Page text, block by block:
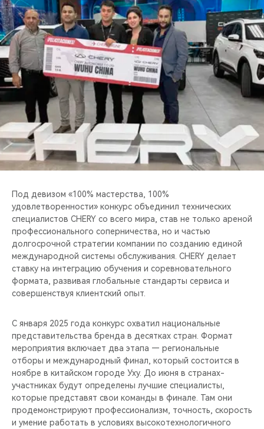
ВИДЕООБЗОРЫ
CHERY ДЛЯ ДЕТЕЙ
Под девизом «100% мастерства, 100%
удовлетворенности» конкурс объединил технических
специалистов CHERY со всего мира, став не только ареной
профессионального соперничества, но и частью
долгосрочной стратегии компании по созданию единой
международной системы обслуживания. CHERY делает
ставку на интеграцию обучения и соревновательного
формата, развивая глобальные стандарты сервиса и
совершенствуя клиентский опыт.
С января 2025 года конкурс охватил национальные
представительства бренда в десятках стран. Формат
мероприятия включает два этапа — региональные
отборы и международный финал, который состоится в
ноябре в китайском городе Уху. До июня в странах-
участниках будут определены лучшие специалисты,
которые представят свои команды в финале. Там они
продемонстрируют профессионализм, точность, скорость
и умение работать в условиях высокотехнологичного